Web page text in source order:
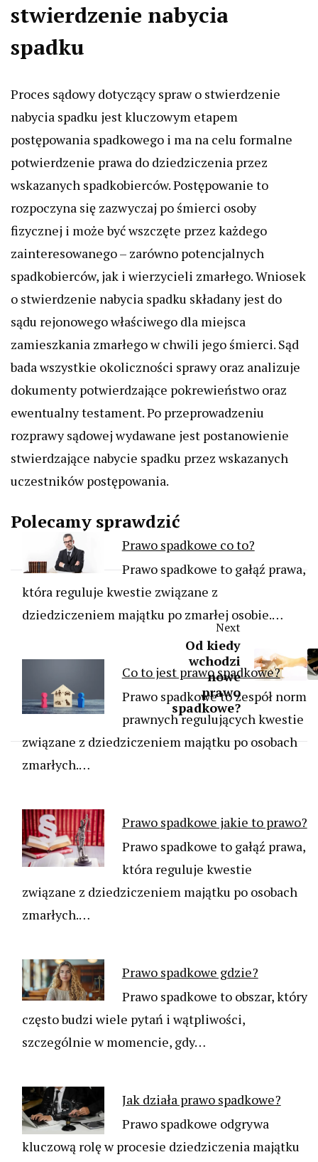
stwierdzenie nabycia
spadku
Proces sądowy dotyczący spraw o stwierdzenie
nabycia spadku jest kluczowym etapem
postępowania spadkowego i ma na celu formalne
potwierdzenie prawa do dziedziczenia przez
wskazanych spadkobierców. Postępowanie to
rozpoczyna się zazwyczaj po śmierci osoby
fizycznej i może być wszczęte przez każdego
zainteresowanego – zarówno potencjalnych
spadkobierców, jak i wierzycieli zmarłego. Wniosek
o stwierdzenie nabycia spadku składany jest do
sądu rejonowego właściwego dla miejsca
zamieszkania zmarłego w chwili jego śmierci. Sąd
bada wszystkie okoliczności sprawy oraz analizuje
dokumenty potwierdzające pokrewieństwo oraz
ewentualny testament. Po przeprowadzeniu
rozprawy sądowej wydawane jest postanowienie
stwierdzające nabycie spadku przez wskazanych
uczestników postępowania.
Polecamy sprawdzić
Prawo spadkowe co to?
Prawo spadkowe to gałąź prawa,
która reguluje kwestie związane z
dziedziczeniem majątku po zmarłej osobie.…
Co to jest prawo spadkowe?
Prawo spadkowe to zespół norm
prawnych regulujących kwestie
związane z dziedziczeniem majątku po osobach
zmarłych.…
Prawo spadkowe jakie to prawo?
Prawo spadkowe to gałąź prawa,
która reguluje kwestie
związane z dziedziczeniem majątku po osobach
zmarłych.…
Prawo spadkowe gdzie?
Prawo spadkowe to obszar, który
często budzi wiele pytań i wątpliwości,
szczególnie w momencie, gdy…
Jak działa prawo spadkowe?
Prawo spadkowe odgrywa
kluczową rolę w procesie dziedziczenia majątku
Next
Od kiedy
wchodzi
nowe
prawo
spadkowe?